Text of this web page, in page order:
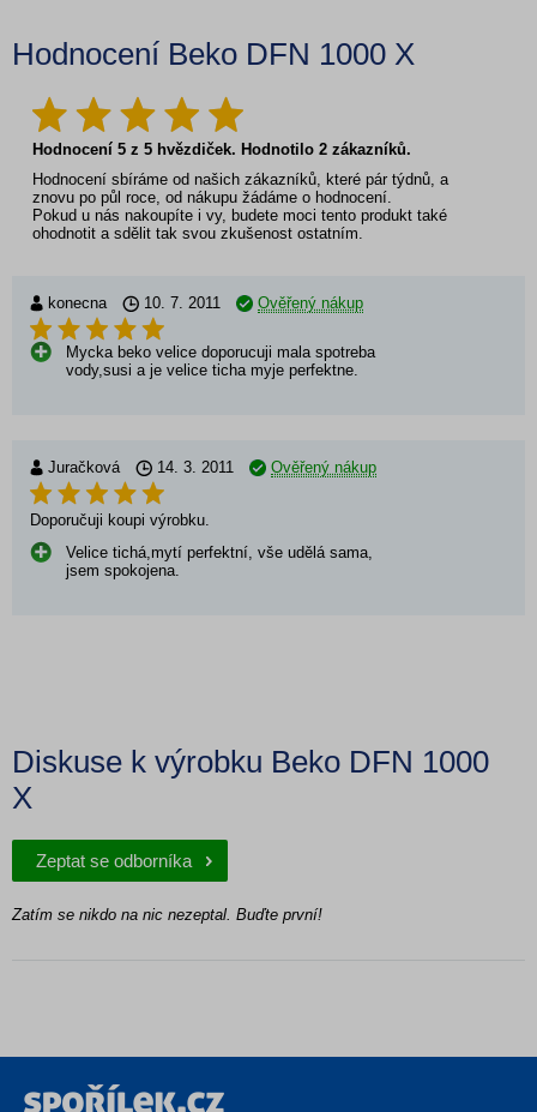
Hodnocení Beko DFN 1000 X
Hodnocení 5 z 5 hvězdiček. Hodnotilo 2 zákazníků.
Hodnocení sbíráme od našich zákazníků, které pár týdnů, a
znovu po půl roce, od nákupu žádáme o hodnocení.
Pokud u nás nakoupíte i vy, budete moci tento produkt také
ohodnotit a sdělit tak svou zkušenost ostatním.
konecna 10. 7. 2011 Ověřený nákup
Mycka beko velice doporucuji mala spotreba
vody,susi a je velice ticha myje perfektne.
Juračková 14. 3. 2011 Ověřený nákup
Doporučuji koupi výrobku.
Velice tichá,mytí perfektní, vše udělá sama,
jsem spokojena.
Diskuse k výrobku Beko DFN 1000
X
Zeptat se odborníka
Zatím se nikdo na nic nezeptal. Buďte první!